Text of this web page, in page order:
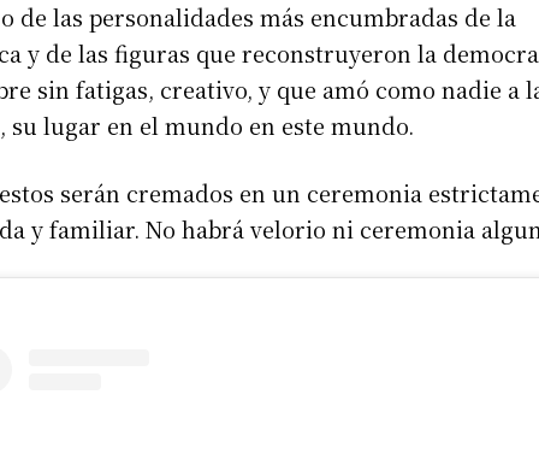
de las personalidades más encumbradas de la
y de las figuras que reconstruyeron la
sin fatigas, creativo, y que amó como nadie a
su lugar en el mundo en este mundo.
serán cremados en un ceremonia
y familiar. No habrá velorio ni ceremonia